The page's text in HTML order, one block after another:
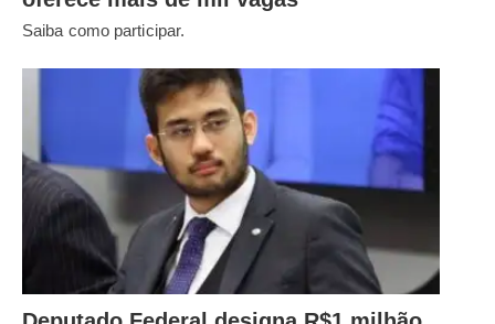
Saiba como participar.